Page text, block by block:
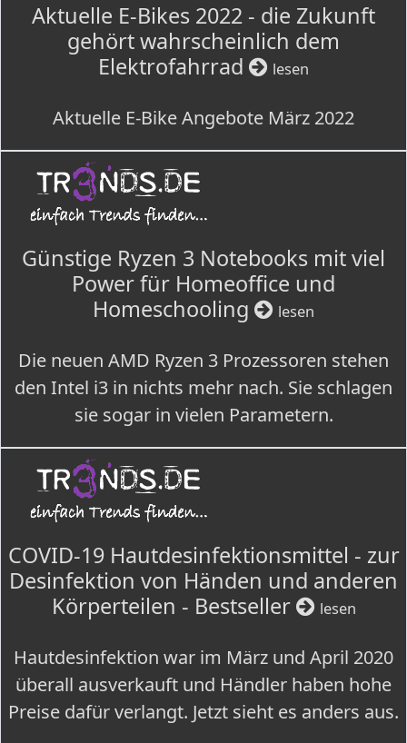
Aktuelle E-Bikes 2022 - die Zukunft
gehört wahrscheinlich dem
Elektrofahrrad
lesen
Aktuelle E-Bike Angebote März 2022
Günstige Ryzen 3 Notebooks mit viel
Power für Homeoffice und
Homeschooling
lesen
Die neuen AMD Ryzen 3 Prozessoren stehen
den Intel i3 in nichts mehr nach. Sie schlagen
sie sogar in vielen Parametern.
COVID-19 Hautdesinfektionsmittel - zur
Desinfektion von Händen und anderen
Körperteilen - Bestseller
lesen
Hautdesinfektion war im März und April 2020
überall ausverkauft und Händler haben hohe
Preise dafür verlangt. Jetzt sieht es anders aus.